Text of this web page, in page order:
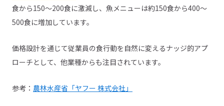
食から150〜200食に激減し、魚メニューは約150食から400〜
500食に増加しています。
価格設計を通じて従業員の食行動を自然に変えるナッジ的アプ
ローチとして、他業種からも注目されています。
参考： 農林水産省「ヤフー 株式会社」